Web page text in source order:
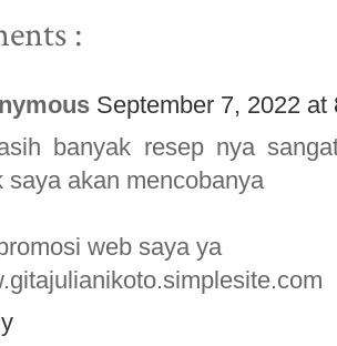
:
September 7, 2022 at
banyak resep nya
saya akan mencobanya
web saya ya